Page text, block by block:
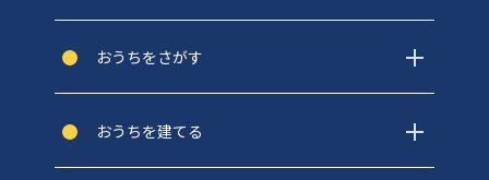
おうちをさがす
おうちを建てる